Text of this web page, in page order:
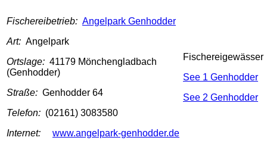
Fischereibetrieb: Angelpark Genhodder
Art: Angelpark
Ortslage: 41179 Mönchengladbach
(Genhodder)
Straße: Genhodder 64
Telefon: (02161) 3083580
Internet:
www.angelpark-genhodder.de
Fischereigewässer
See 1 Genhodder
See 2 Genhodder